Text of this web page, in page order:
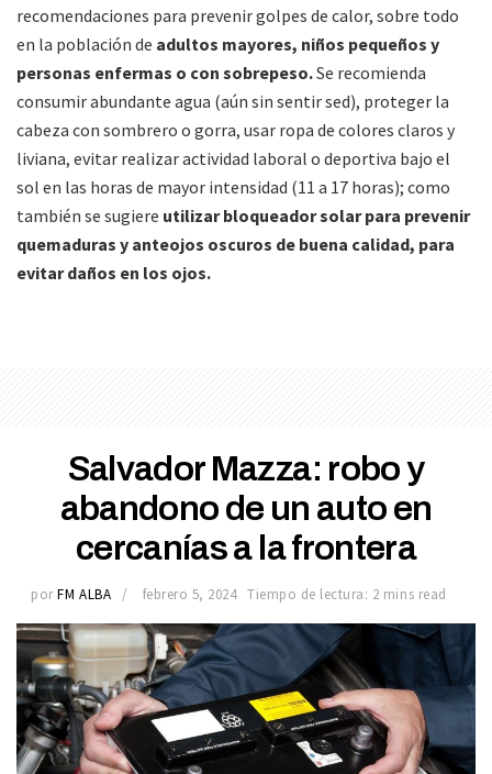
recomendaciones para prevenir golpes de calor, sobre todo
en la población de adultos mayores, niños pequeños y
personas enfermas o con sobrepeso.Se recomienda
consumir abundante agua (aún sin sentir sed), proteger la
cabeza con sombrero o gorra, usar ropa de colores claros y
liviana, evitar realizar actividad laboral o deportiva bajo el
sol en las horas de mayor intensidad (11 a 17 horas); como
también se sugiere utilizar bloqueador solar para prevenir
quemaduras y anteojos oscuros de buena calidad, para
evitar daños en los ojos.
Salvador Mazza: robo y
abandono de un auto en
cercanías a la frontera
por FM ALBA febrero 5, 2024 Tiempo de lectura: 2 mins read